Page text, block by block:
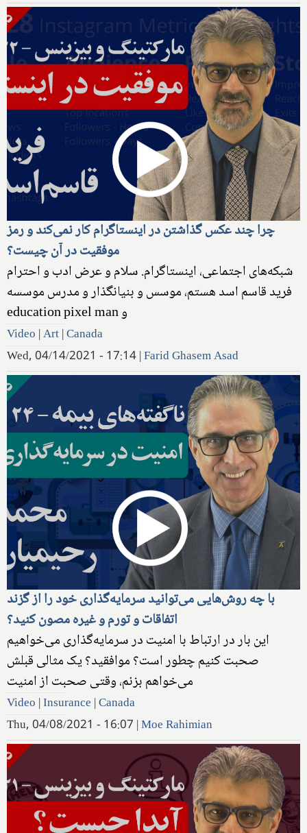
چرا چند عکس گذاشتن در اینستاگرام کار نمی‌کند و رمز
موفقیت در آن چیست؟
شبکه‌های اجتماعی، اینستاگرام. سلام و عرض ادب و احترام
فرید قاسم اسد هستم، موسس و بنیانگذار و مدرس موسسه
Video |Art|Canada
Wed, 04/14/2021 - 17:14|Farid Ghasem Asad
با چه روش‌هایی می‌توانید سرمایه‌گذاری خود را از گزند
اتفاقات و تورم و غیره مصون کنید؟
این بار در ارتباط با امنیت در سرمایه‌گذاری می‌خواهیم
صحبت کنیم چطور است؟ موافقید؟ یک مثالی قبلش
می‌خواهم بزنم، وقتی صحبت از امنیت
Video |Insurance |Canada
Thu, 04/08/2021 - 16:07 |Moe Rahimian